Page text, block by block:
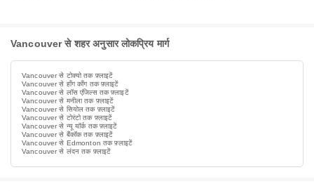
Vancouver से शहर अनुसार लोकप्रिय मार्ग
Vancouver से टोक्यो तक फ़्लाइटें
Vancouver से हाँग काँग तक फ़्लाइटें
Vancouver से लॉस एंजिल्स तक फ़्लाइटें
Vancouver से मनीला तक फ़्लाइटें
Vancouver से सियोल तक फ़्लाइटें
Vancouver से टोरंटो तक फ़्लाइटें
Vancouver से न्यू यॉर्क तक फ़्लाइटें
Vancouver से बैंकॉक तक फ़्लाइटें
Vancouver से Edmonton तक फ़्लाइटें
Vancouver से लंदन तक फ़्लाइटें